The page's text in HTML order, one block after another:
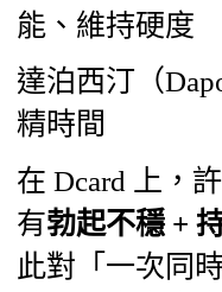
能、維持硬度
達泊西汀（
精時間
在 Dcard 上，
有勃起不穩 +
此對「一次同